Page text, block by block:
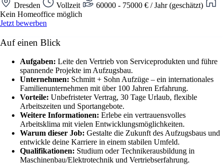
Dresden Vollzeit
60000 - 75000 € / Jahr (geschätzt)
Kein Homeoffice möglich
Jetzt bewerben
Auf einen Blick
Aufgaben: Leite den Vertrieb von Serviceprodukten und führe
spannende Projekte im Aufzugsbau.
Unternehmen: Schmitt + Sohn Aufzüge – ein internationales
Familienunternehmen mit über 100 Jahren Erfahrung.
Vorteile: Unbefristeter Vertrag, 30 Tage Urlaub, flexible
Arbeitszeiten und Sportangebote.
Weitere Informationen: Erlebe ein vertrauensvolles
Arbeitsklima mit vielen Entwicklungsmöglichkeiten.
Warum dieser Job: Gestalte die Zukunft des Aufzugsbaus und
entwickle deine Karriere in einem stabilen Umfeld.
Qualifikationen: Studium oder Technikerausbildung in
Maschinenbau/Elektrotechnik und Vertriebserfahrung.